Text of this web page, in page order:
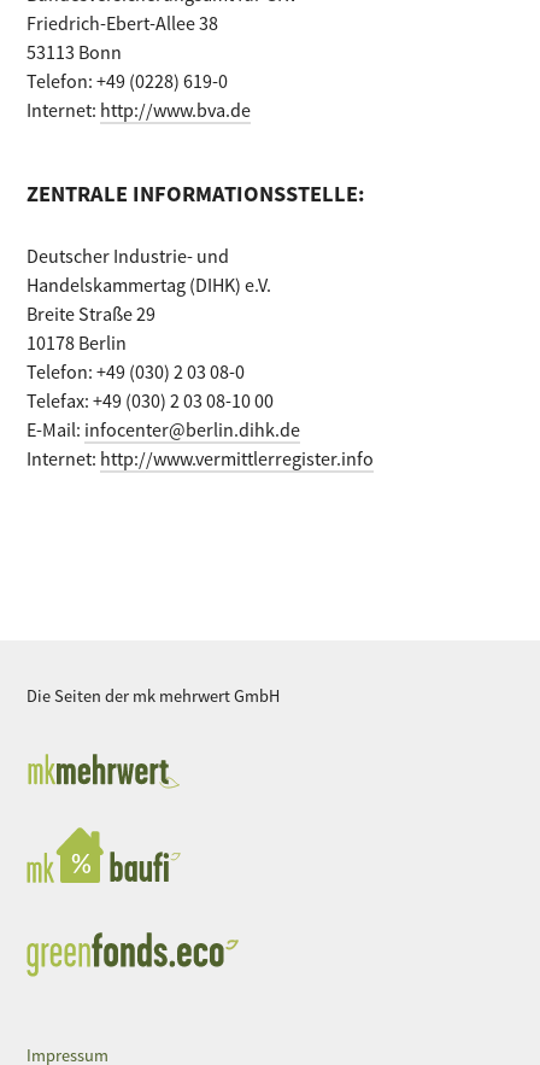
Friedrich-Ebert-Allee 38
53113 Bonn
Telefon: +49 (0228) 619-0
Internet: http://www.bva.de
ZENTRALE INFORMATIONSSTELLE:
Deutscher Industrie- und
Handelskammertag (DIHK) e.V.
Breite Straße 29
10178 Berlin
Telefon: +49 (030) 2 03 08-0
Telefax: +49 (030) 2 03 08-10 00
E-Mail: infocenter@berlin.dihk.de
Internet: http://www.vermittlerregister.info
Die Seiten der mk mehrwert GmbH
Impressum